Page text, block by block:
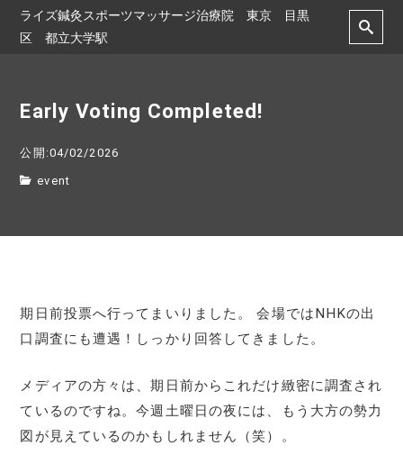
ライズ鍼灸スポーツマッサージ治療院 東京 目黒
区 都立大学駅
Early Voting Completed!
公開:04/02/2026
event
期日前投票へ行ってまいりました。 会場ではNHKの出
口調査にも遭遇！しっかり回答してきました。
メディアの方々は、期日前からこれだけ緻密に調査され
ているのですね。今週土曜日の夜には、もう大方の勢力
図が見えているのかもしれません（笑）。